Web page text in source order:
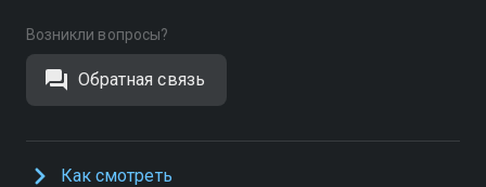
Возникли вопросы?
Обратная связь
Как смотреть